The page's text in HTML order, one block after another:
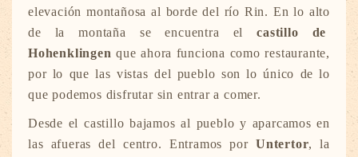
elevación montañosa al borde del río Rin. En lo alto
de la montaña se encuentra elcastillo de
Hohenklingen que ahora funciona como restaurante,
por lo que las vistas del pueblo son lo único de lo
que podemos disfrutar sin entrar a comer.
Desde el castillo bajamos al pueblo y aparcamos en
las afueras del centro. Entramos por Untertor, la